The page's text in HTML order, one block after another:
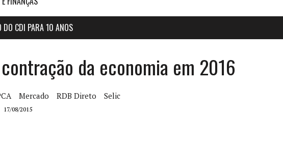
DO CDI PARA 10 ANOS
da economia em 2016
Mercado RDB Direto Selic
17/08/2015